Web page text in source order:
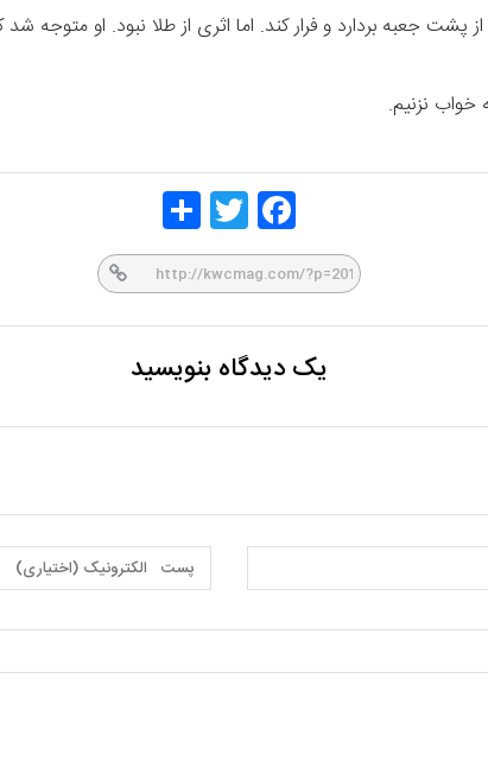
پشت جعبه بردارد و فرار کند. اما اثری از طلا نبود. او
نزنیم.
Face
book
Twitt
er
یک دیدگاه بنویسید